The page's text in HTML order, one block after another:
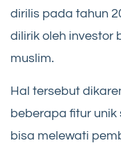
dirilis pada tahun
dilirik oleh investor
muslim.
Hal tersebut
beberapa fitur
bisa melewati